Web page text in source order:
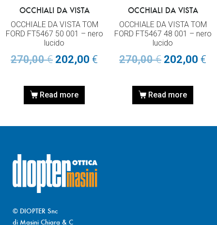
OCCHIALI DA VISTA
OCCHIALE DA VISTA TOM
FORD FT5467 50 001 – nero
lucido
270,00€ 202,00 €
Read more
OCCHIALI DA VISTA
OCCHIALE DA VISTA TOM
FORD FT5467 48 001 – nero
lucido
270,00€ 202,00 €
Read more
© DIOPTER Snc
di Masini Chiara & C